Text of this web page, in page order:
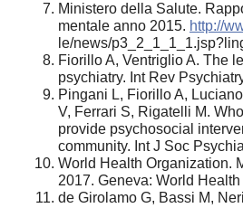
Ministero della Salute.
mentale anno 2015. http://
le/news/
Fiorillo A, Ventriglio A. The
psychiatry. Int Rev
Pingani L, Fiorillo A,
V, Ferrari S, Rigatelli M.
provide psychosocial
community. Int J Soc
World Health Organization.
2017. Geneva: World
de Girolamo G, Bassi M,